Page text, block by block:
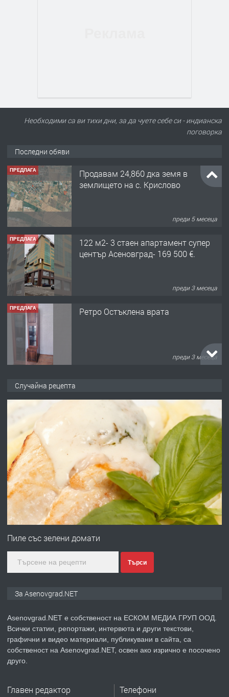
Необходими са ви тихи дни, за да чуете себе си - индианска
поговорка
Последни обяви
ПРЕДЛАГА
Продавам 24,860 дка земя в
землището на с. Крислово
преди 5 месеца
ПРЕДЛАГА
122 м2- 3 стаен апартамент супер
център Асеновград- 169 500 €.
преди 3 месеца
ПРЕДЛАГА Ретро Остъклена врата
преди 3 месеца
преди 10 месеца
ПРЕДЛАГА
Професионална броячна машина -
със сертификат от ЕЦБ
преди 1 година
ПРЕДЛАГА
Професионална зеленчукорезачка
преди 2 години
ПРЕДЛАГА
Давам индивидуалани уроци по
Случайна рецепта
Пиле със зелени домати
Търси
За Asenovgrad.NET
Asenovgrad.NET е собственост на ЕСКОМ МЕДИА ГРУП ООД.
Всички статии, репортажи, интервюта и други текстови,
графични и видео материали, публикувани в сайта, са
собственост на Asenovgrad.NET, освен ако изрично е посочено
друго.
Главен редактор Телефони